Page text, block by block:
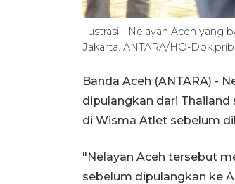
Ilustrasi - Nelayan Aceh yang
Jakarta. ANTARA/HO-
Banda Aceh (ANTARA) -
dipulangkan dari Thailand
di Wisma Atlet sebelum
"Nelayan Aceh tersebut
sebelum dipulangkan ke